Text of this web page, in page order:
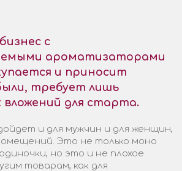
с
ароматизаторами
и приносит
требует лишь
для старта.
и для мужчин и для женщин,
Это не только моно
но это и не плохое
товарам, как для